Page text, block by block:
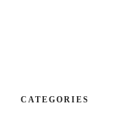
CATEGORIES